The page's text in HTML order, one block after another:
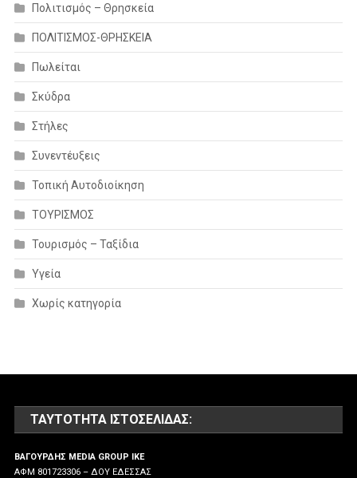
Πολιτισμός – Θρησκεία
ΠΟΛΙΤΙΣΜΟΣ-ΘΡΗΣΚΕΙΑ
Πωλείται
Σκύδρα
Στήλες
Συνεντέυξεις
Τοπική Αυτοδιοίκηση
ΤΟΥΡΙΣΜΟΣ
Τουρισμός – Ταξίδια
Υγεία
Χωρίς κατηγορία
ΤΑΥΤΌΤΗΤΑ ΙΣΤΟΣΕΛΊΔΑΣ:
ΒΑΓΟΥΡΔΗΣ MEDIA GROUP IKE
ΑΦΜ 801723306 – ΔΟΥ ΕΔΕΣΣΑΣ